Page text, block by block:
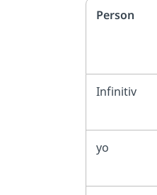
Person
Infinitiv
yo